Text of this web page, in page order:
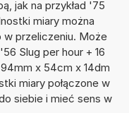
jak na przykład '75
miary można
w przeliczeniu. Może
Slug per hour + 16
x 54cm x 14dm
miary połączone w
siebie i mieć sens w